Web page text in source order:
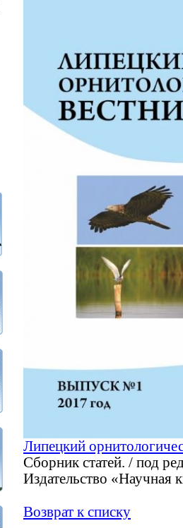
Липецкий
Сборник статей. / под
Издательство «Научная
Возврат к списку